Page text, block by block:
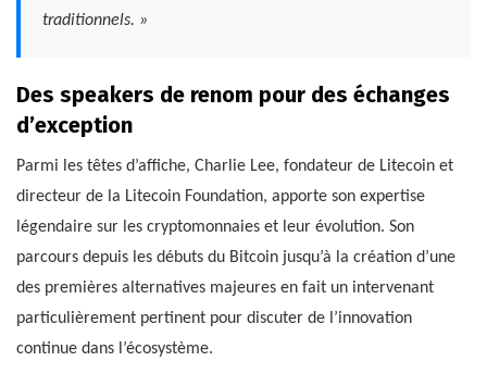
traditionnels. »
Des speakers de renom pour des échanges
d’exception
Parmi les têtes d’affiche, Charlie Lee, fondateur de Litecoin et
directeur de la Litecoin Foundation, apporte son expertise
légendaire sur les cryptomonnaies et leur évolution. Son
parcours depuis les débuts du Bitcoin jusqu’à la création d’une
des premières alternatives majeures en fait un intervenant
particulièrement pertinent pour discuter de l’innovation
continue dans l’écosystème.